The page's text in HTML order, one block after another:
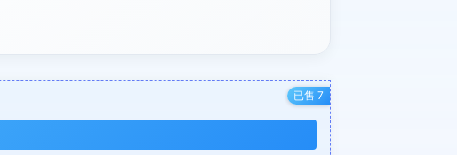
已售 7